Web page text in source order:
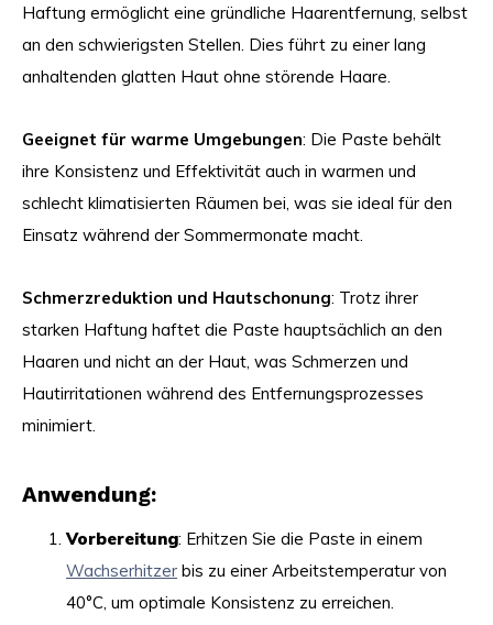
Haftung ermöglicht eine gründliche Haarentfernung, selbst
an den schwierigsten Stellen. Dies führt zu einer lang
anhaltenden glatten Haut ohne störende Haare.
Geeignet für warme Umgebungen: Die Paste behält
ihre Konsistenz und Effektivität auch in warmen und
schlecht klimatisierten Räumen bei, was sie ideal für den
Einsatz während der Sommermonate macht.
Schmerzreduktion und Hautschonung: Trotz ihrer
starken Haftung haftet die Paste hauptsächlich an den
Haaren und nicht an der Haut, was Schmerzen und
Hautirritationen während des Entfernungsprozesses
minimiert.
Anwendung:
Vorbereitung: Erhitzen Sie die Paste in einem
Wachserhitzer bis zu einer Arbeitstemperatur von
40°C, um optimale Konsistenz zu erreichen.